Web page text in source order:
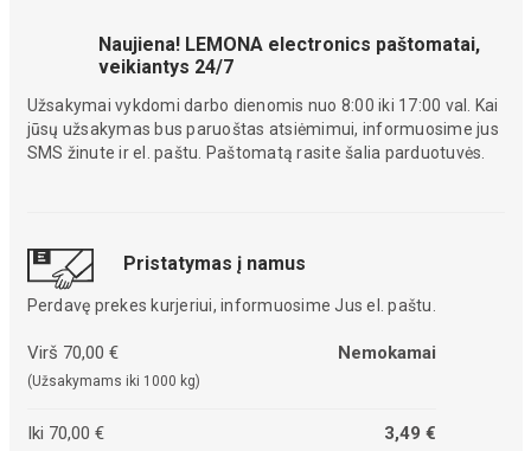
Naujiena! LEMONA electronics paštomatai,
veikiantys 24/7
Užsakymai vykdomi darbo dienomis nuo 8:00 iki 17:00 val. Kai
jūsų užsakymas bus paruoštas atsiėmimui, informuosime jus
SMS žinute ir el. paštu. Paštomatą rasite šalia parduotuvės.
Pristatymas į namus
Perdavę prekes kurjeriui, informuosime Jus el. paštu.
Virš 70,00 €
(Užsakymams iki 1000 kg)
Nemokamai
Iki 70,00 € 3,49 €